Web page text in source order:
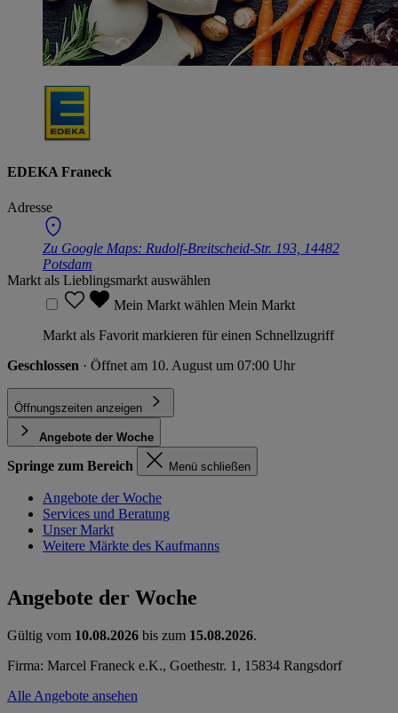
EDEKA Franeck
Adresse
Zu Google Maps: Rudolf-Breitscheid-Str. 193, 14482
Potsdam
Markt als Lieblingsmarkt auswählen
Mein Markt wählen Mein Markt
Markt als Favorit markieren für einen Schnellzugriff
Geschlossen · Öffnet am 10. August um 07:00 Uhr
Öffnungszeiten anzeigen
Angebote der Woche
Springe zum Bereich Menü schließen
Angebote der Woche
Services und Beratung
Unser Markt
Weitere Märkte des Kaufmanns
Angebote der Woche
Gültig vom 10.08.2026 bis zum 15.08.2026.
Firma: Marcel Franeck e.K., Goethestr. 1, 15834 Rangsdorf
Alle Angebote ansehen